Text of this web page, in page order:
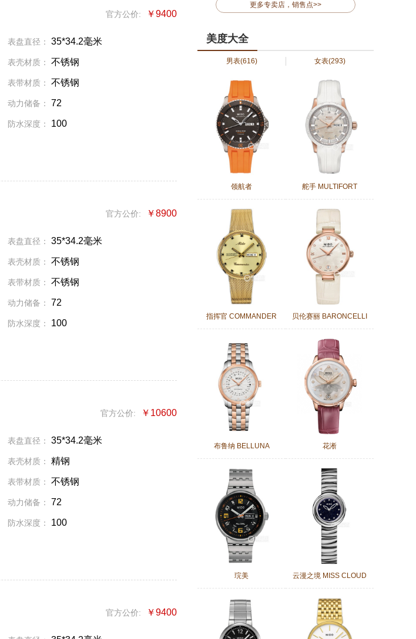
表盘直径： 35*34.2毫米
表壳材质： 不锈钢
表带材质： 不锈钢
动力储备： 72
防水深度：
100
官方公价: ￥9400
表盘直径： 35*34.2毫米
表壳材质： 不锈钢
表带材质： 不锈钢
动力储备： 72
防水深度：
100
官方公价: ￥8900
表盘直径： 35*34.2毫米
表壳材质： 精钢
表带材质： 不锈钢
动力储备： 72
防水深度：
100
官方公价: ￥10600
官方公价: ￥9400
更多专卖店，销售点>>
美度大全
男表(616) 女表(293)
领航者 舵手 MULTIFORT
指挥官 COMMANDER 贝伦赛丽 BARONCELLI
布鲁纳 BELLUNA 花淅
琓美 云漫之境 MISS CLOUD